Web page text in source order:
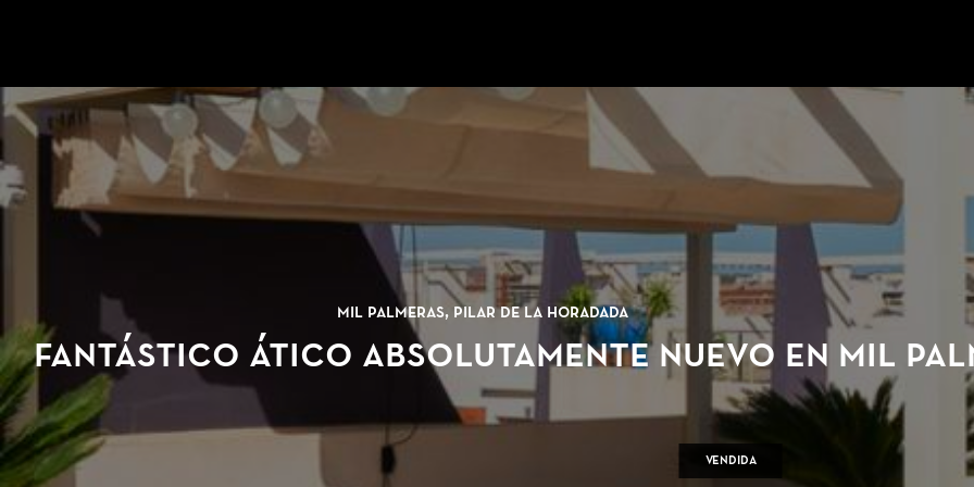
Mil Palmeras, Pilar de la Horadada
Fantástico ático absolutamente nuevo en Mil
Vendida